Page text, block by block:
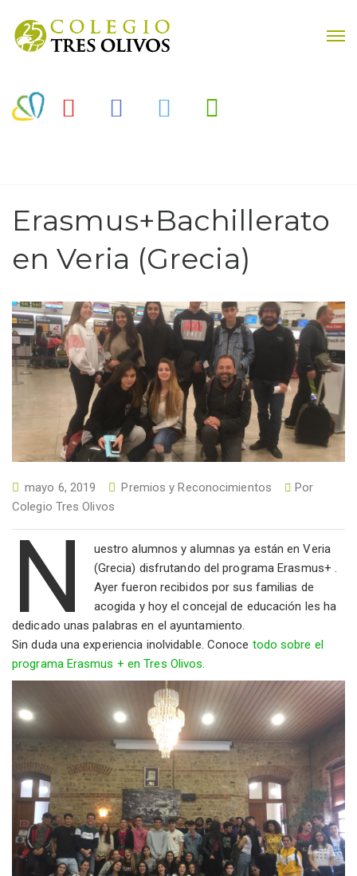
Erasmus+Bachillerato
en Veria (Grecia)
mayo 6, 2019 Premios y Reconocimientos
Por
Colegio Tres Olivos
N
uestro alumnos y alumnas ya están en Veria
(Grecia) disfrutando del programa Erasmus+ .
Ayer fueron recibidos por sus familias de
acogida y hoy el concejal de educación les ha
dedicado unas palabras en el ayuntamiento.
Sin duda una experiencia inolvidable. Conoce todo sobre el
programa Erasmus + en Tres Olivos.